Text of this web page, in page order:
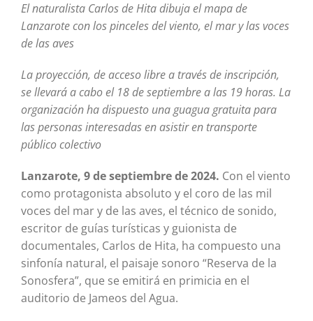
El naturalista Carlos de Hita dibuja el mapa de
Lanzarote con los pinceles del viento, el mar y las voces
de las aves
La proyección, de acceso libre a través de inscripción,
se llevará a cabo el 18 de septiembre a las 19 horas. La
organización ha dispuesto una guagua gratuita para
las personas interesadas en asistir en transporte
público colectivo
Lanzarote, 9 de septiembre de 2024. Con el viento
como protagonista absoluto y el coro de las mil
voces del mar y de las aves, el técnico de sonido,
escritor de guías turísticas y guionista de
documentales, Carlos de Hita, ha compuesto una
sinfonía natural, el paisaje sonoro “Reserva de la
Sonosfera”, que se emitirá en primicia en el
auditorio de Jameos del Agua.